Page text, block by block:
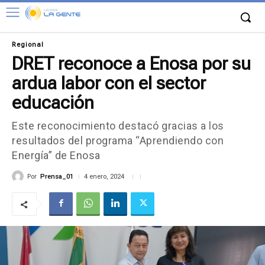
Regional
DRET reconoce a Enosa por su
ardua labor con el sector
educación
Este reconocimiento destacó gracias a los
resultados del programa “Aprendiendo con
Energía” de Enosa
Por Prensa_01 4 enero, 2024